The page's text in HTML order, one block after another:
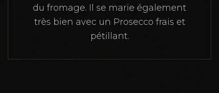
du fromage. Il se marie également
très bien avec un Prosecco frais et
pétillant.